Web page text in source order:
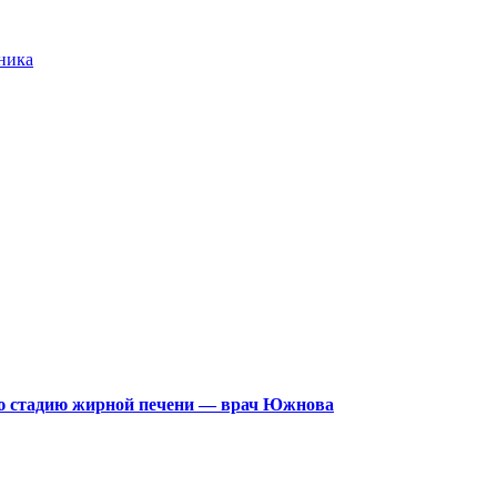
стадию жирной печени — врач Южнова